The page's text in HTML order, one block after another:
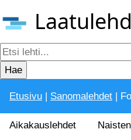
Etusivu Sanomalehdet |
Aikakauslehdet